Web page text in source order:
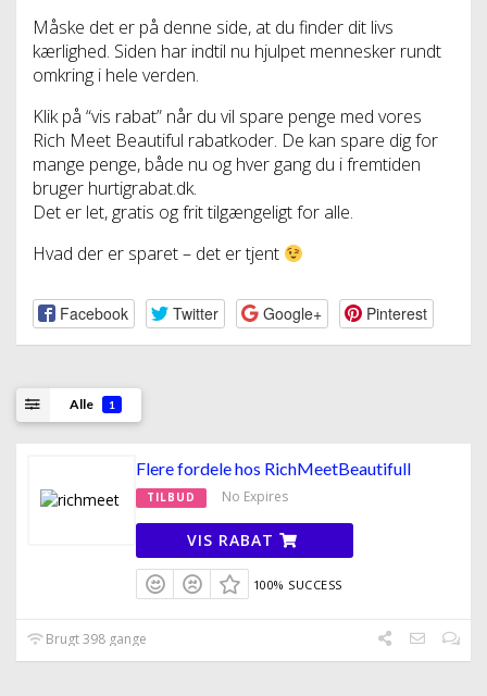
Måske det er på denne side, at du finder dit livs
kærlighed. Siden har indtil nu hjulpet mennesker rundt
omkring i hele verden.
Klik på “vis rabat” når du vil spare penge med vores
Rich Meet Beautiful rabatkoder. De kan spare dig for
mange penge, både nu og hver gang du i fremtiden
bruger hurtigrabat.dk.
Det er let, gratis og frit tilgængeligt for alle.
Hvad der er sparet – det er tjent
Facebook Twitter Google+ Pinterest
Alle 1
Flere fordele hos RichMeetBeautifull
TILBUD No Expires
VIS RABAT
100% SUCCESS
Brugt 398 gange